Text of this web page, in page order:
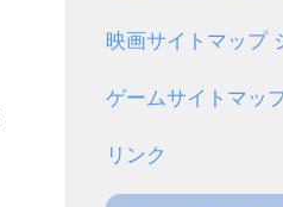
映画サイトマップ
ゲームサイトマッ
リンク